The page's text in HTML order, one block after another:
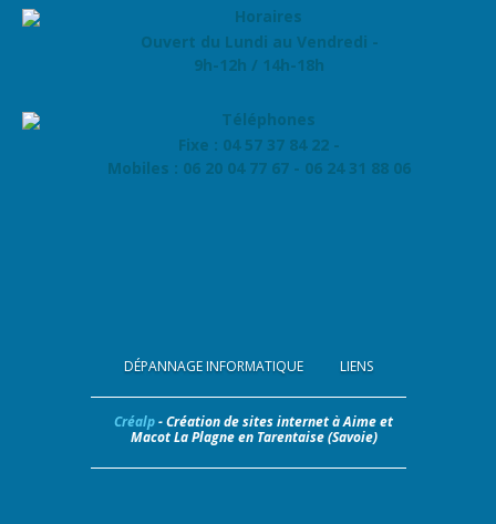
Ouvert du Lundi au Vendredi -
9h-12h / 14h-18h
Fixe : 04 57 37 84 22 -
Mobiles : 06 20 04 77 67 - 06 24 31 88 06
DÉPANNAGE INFORMATIQUE LIENS
Créalp- Création de sites internet à Aime et
Macot La Plagne en Tarentaise (Savoie)